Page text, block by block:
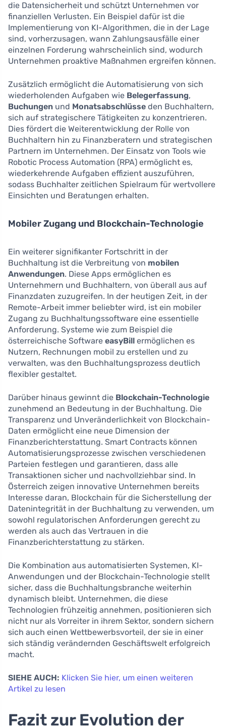
die Datensicherheit und schützt Unternehmen vor
finanziellen Verlusten. Ein Beispiel dafür ist die
Implementierung von KI-Algorithmen, die in der Lage
sind, vorherzusagen, wann Zahlungsausfälle einer
einzelnen Forderung wahrscheinlich sind, wodurch
Unternehmen proaktive Maßnahmen ergreifen können.
Zusätzlich ermöglicht die Automatisierung von sich
wiederholenden Aufgaben wie Belegerfassung,
Buchungen und Monatsabschlüsse den Buchhaltern,
sich auf strategischere Tätigkeiten zu konzentrieren.
Dies fördert die Weiterentwicklung der Rolle von
Buchhaltern hin zu Finanzberatern und strategischen
Partnern im Unternehmen. Der Einsatz von Tools wie
Robotic Process Automation (RPA) ermöglicht es,
wiederkehrende Aufgaben effizient auszuführen,
sodass Buchhalter zeitlichen Spielraum für wertvollere
Einsichten und Beratungen erhalten.
Mobiler Zugang und Blockchain-Technologie
Ein weiterer signifikanter Fortschritt in der
Buchhaltung ist die Verbreitung von mobilen
Anwendungen. Diese Apps ermöglichen es
Unternehmern und Buchhaltern, von überall aus auf
Finanzdaten zuzugreifen. In der heutigen Zeit, in der
Remote-Arbeit immer beliebter wird, ist ein mobiler
Zugang zu Buchhaltungssoftware eine essentielle
Anforderung. Systeme wie zum Beispiel die
österreichische Software easyBill ermöglichen es
Nutzern, Rechnungen mobil zu erstellen und zu
verwalten, was den Buchhaltungsprozess deutlich
flexibler gestaltet.
Darüber hinaus gewinnt die Blockchain-Technologie
zunehmend an Bedeutung in der Buchhaltung. Die
Transparenz und Unveränderlichkeit von Blockchain-
Daten ermöglicht eine neue Dimension der
Finanzberichterstattung. Smart Contracts können
Automatisierungsprozesse zwischen verschiedenen
Parteien festlegen und garantieren, dass alle
Transaktionen sicher und nachvollziehbar sind. In
Österreich zeigen innovative Unternehmen bereits
Interesse daran, Blockchain für die Sicherstellung der
Datenintegrität in der Buchhaltung zu verwenden, um
sowohl regulatorischen Anforderungen gerecht zu
werden als auch das Vertrauen in die
Finanzberichterstattung zu stärken.
Die Kombination aus automatisierten Systemen, KI-
Anwendungen und der Blockchain-Technologie stellt
sicher, dass die Buchhaltungsbranche weiterhin
dynamisch bleibt. Unternehmen, die diese
Technologien frühzeitig annehmen, positionieren sich
nicht nur als Vorreiter in ihrem Sektor, sondern sichern
sich auch einen Wettbewerbsvorteil, der sie in einer
sich ständig verändernden Geschäftswelt erfolgreich
macht.
SIEHE AUCH: Klicken Sie hier, um einen weiteren
Artikel zu lesen
Fazit zur Evolution der